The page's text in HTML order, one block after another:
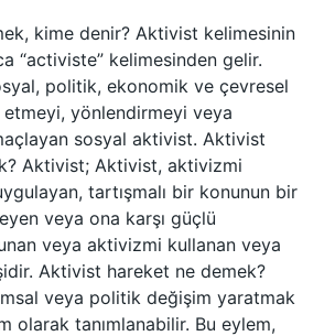
kime denir? Aktivist kelimesinin
“activiste” kelimesinden gelir.
politik, ekonomik ve çevresel
yönlendirmeyi veya
sosyal aktivist. Aktivist
Aktivist; Aktivist, aktivizmi
tartışmalı bir konunun bir
veya ona karşı güçlü
veya aktivizmi kullanan veya
Aktivist hareket ne demek?
veya politik değişim yaratmak
olarak tanımlanabilir. Bu eylem,